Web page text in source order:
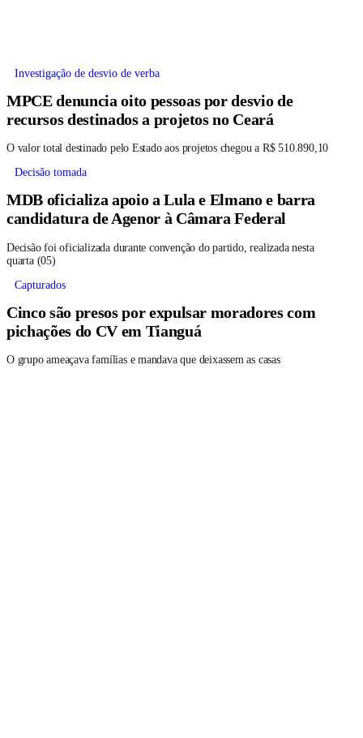
Investigação de desvio de verba
MPCE denuncia oito pessoas por desvio de
recursos destinados a projetos no Ceará
O valor total destinado pelo Estado aos projetos chegou a R$ 510.890,10
Decisão tomada
MDB oficializa apoio a Lula e Elmano e barra
candidatura de Agenor à Câmara Federal
Decisão foi oficializada durante convenção do partido, realizada nesta
quarta (05)
Capturados
Cinco são presos por expulsar moradores com
pichações do CV em Tianguá
O grupo ameaçava famílias e mandava que deixassem as casas